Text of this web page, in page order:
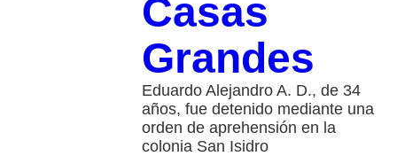
Casas
Grandes
Eduardo Alejandro A. D., de 34
años, fue detenido mediante una
orden de aprehensión en la
colonia San Isidro